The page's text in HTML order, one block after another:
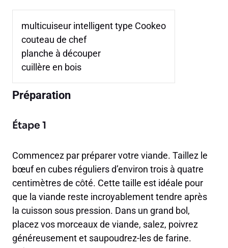
multicuiseur intelligent type Cookeo
couteau de chef
planche à découper
cuillère en bois
Préparation
Étape 1
Commencez par préparer votre viande. Taillez le
bœuf en cubes réguliers d’environ trois à quatre
centimètres de côté. Cette taille est idéale pour
que la viande reste incroyablement tendre après
la cuisson sous pression. Dans un grand bol,
placez vos morceaux de viande, salez, poivrez
généreusement et saupoudrez-les de farine.